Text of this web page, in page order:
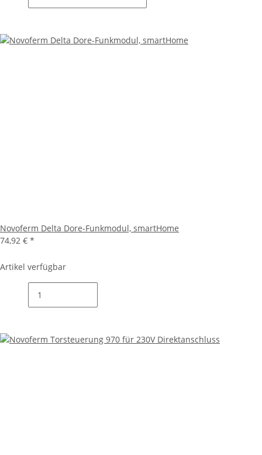
Novoferm Delta Dore-Funkmodul, smartHome
74,92 € *
Artikel verfügbar